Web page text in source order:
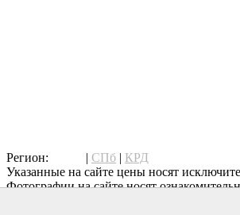
Регион: | СПб | КРД
Указанные на сайте цены носят
Фотографии на сайте носят